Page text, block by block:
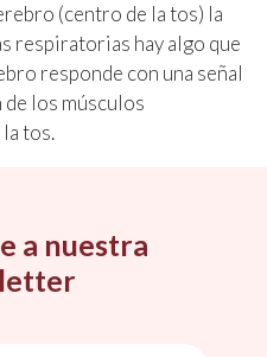
(centro de la tos) la
respiratorias hay algo que
responde con una señal
los músculos
tos.
a nuestra